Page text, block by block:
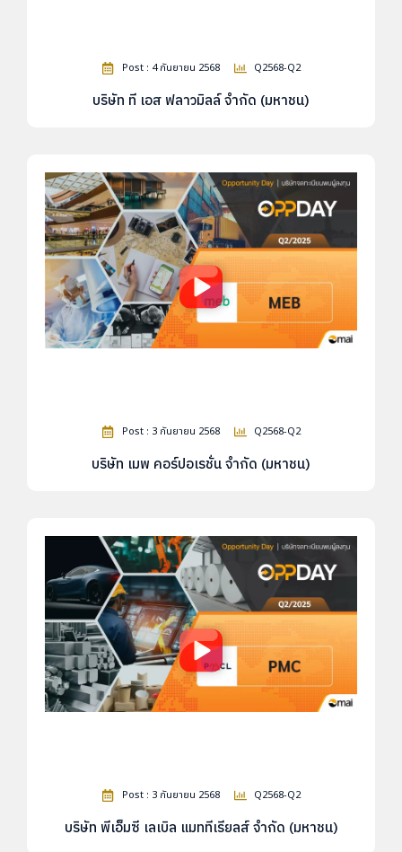
Post : 4 กันยายน 2568 Q2568-Q2
บริษัท ที เอส ฟลาวมิลล์ จำกัด (มหาชน)
Post : 3 กันยายน 2568 Q2568-Q2
บริษัท เมพ คอร์ปอเรชั่น จำกัด (มหาชน)
Post : 3 กันยายน 2568 Q2568-Q2
บริษัท พีเอ็มซี เลเบิล แมททีเรียลส์ จำกัด (มหาชน)